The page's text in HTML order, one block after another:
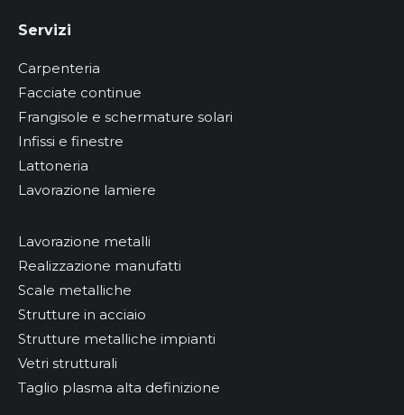
Servizi
Carpenteria
Facciate continue
Frangisole e schermature solari
Infissi e finestre
Lattoneria
Lavorazione lamiere
Lavorazione metalli
Realizzazione manufatti
Scale metalliche
Strutture in acciaio
Strutture metalliche impianti
Vetri strutturali
Taglio plasma alta definizione